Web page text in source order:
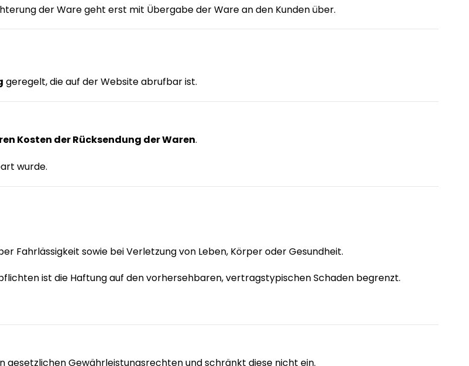
der Ware geht erst mit Übergabe der Ware an den Kunden über.
geregelt, die auf der Website abrufbar ist.
Kosten der Rücksendung der Waren.
wurde.
Fahrlässigkeit sowie bei Verletzung von Leben, Körper oder Gesundheit.
ist die Haftung auf den vorhersehbaren, vertragstypischen Schaden begrenzt.
Gewährleistungsrechten und schränkt diese nicht ein.